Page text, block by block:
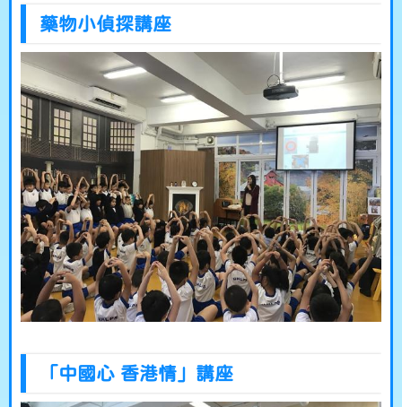
藥物小偵探講座
「中國心 香港情」講座